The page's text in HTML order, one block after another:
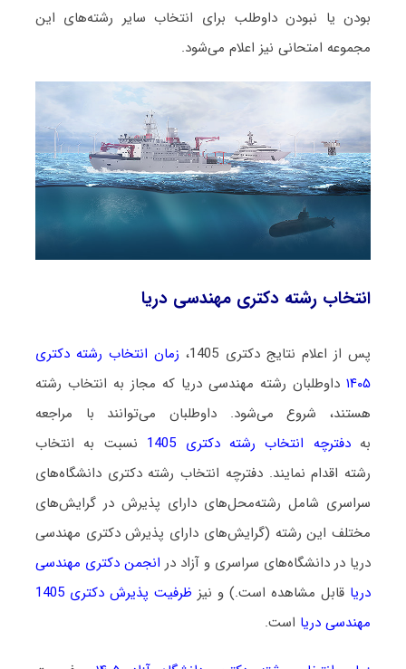
بودن یا نبودن داوطلب برای انتخاب سایر رشته‌های این
مجموعه امتحانی نیز اعلام می‌شود.
انتخاب رشته دکتری مهندسی دریا
پس از اعلام نتایج دکتری 1405،
زمان انتخاب رشته دکتری
۱۴۰۵داوطلبان رشته مهندسی دریا که مجاز به انتخاب رشته
هستند، شروع می‌شود. داوطلبان می‌توانند با مراجعه
بهدفترچه انتخاب رشته دکتری 1405
نسبت به انتخاب
رشته اقدام نمایند. دفترچه انتخاب رشته دکتری دانشگاه‌های
سراسری شامل رشته‌محل‌های دارای پذیرش در گرایش‌های
مختلف این رشته (گرایش‌های دارای پذیرش دکتری مهندسی
دریا در دانشگاه‌های سراسری و آزاد در انجمن دکتری مهندسی
دریا قابل مشاهده است.) و نیز
ظرفیت پذیرش دکتری 1405
مهندسی دریا است.